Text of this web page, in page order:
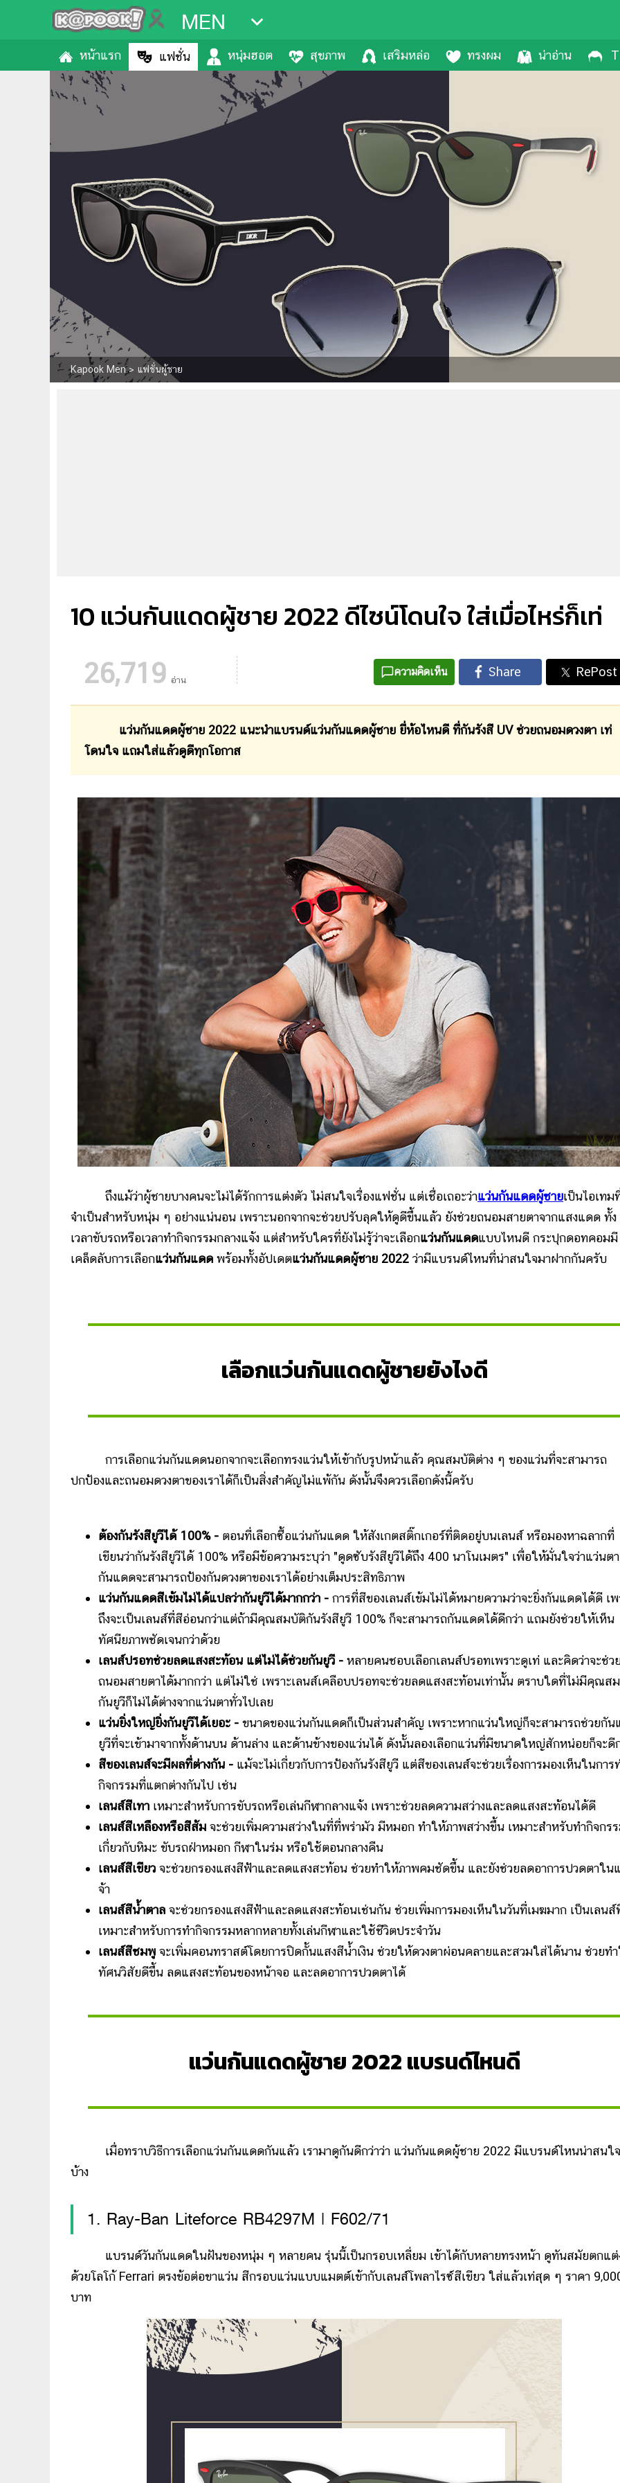
MEN
หน้าแรก แฟชั่น หนุ่มฮอต สุขภาพ เสริมหล่อ ทรงผม น่าอ่าน
Kapook Men> แฟชั่นผู้ชาย
10 แว่นกันแดดผู้ชาย 2022 ดีไซน์โดนใจ ใส่เมื่อไหร่ก็เท่
26,719 อ่าน
ความคิดเห็น
แว่นกันแดดผู้ชาย 2022 แนะนำแบรนด์แว่นกันแดดผู้ชาย ยี่ห้อไหนดี ที่กันรังสี UV ช่วยถนอมดวงตา เท่
โดนใจ แถมใส่แล้วดูดีทุกโอกาส
ถึงแม้ว่าผู้ชายบางคนจะไม่ได้รักการแต่งตัว ไม่สนใจเรื่องแฟชั่น แต่เชื่อเถอะว่าแว่นกันแดดผู้ชายเป็นไอเทม
จำเป็นสำหรับหนุ่ม ๆ อย่างแน่นอน เพราะนอกจากจะช่วยปรับลุคให้ดูดีขึ้นแล้ว ยังช่วยถนอมสายตาจากแสงแดด ทั้ง
เวลาขับรถหรือเวลาทำกิจกรรมกลางแจ้ง แต่สำหรับใครที่ยังไม่รู้ว่าจะเลือกแว่นกันแดดแบบไหนดี กระปุกดอทคอมมี
เคล็ดลับการเลือกแว่นกันแดด พร้อมทั้งอัปเดตแว่นกันแดดผู้ชาย 2022 ว่ามีแบรนด์ไหนที่น่าสนใจมาฝากกันครับ
เลือกแว่นกันแดดผู้ชายยังไงดี
การเลือกแว่นกันแดดนอกจากจะเลือกทรงแว่นให้เข้ากับรูปหน้าแล้ว คุณสมบัติต่าง ๆ ของแว่นที่จะสามารถ
ปกป้องและถนอมดวงตาของเราได้ก็เป็นสิ่งสำคัญไม่แพ้กัน ดังนั้นจึงควรเลือกดังนี้ครับ
ต้องกันรังสียูวีได้ 100% - ตอนที่เลือกซื้อแว่นกันแดด ให้สังเกตสติ๊กเกอร์ที่ติดอยู่บนเลนส์ หรือมองหาฉลากที่
เขียนว่ากันรังสียูวีได้ 100% หรือมีข้อความระบุว่า "ดูดซับรังสียูวีได้ถึง 400 นาโนเมตร" เพื่อให้มั่นใจว่าแว่นตา
กันแดดจะสามารถป้องกันดวงตาของเราได้อย่างเต็มประสิทธิภาพ
แว่นกันแดดสีเข้มไม่ได้แปลว่ากันยูวีได้มากกว่า - การที่สีของเลนส์เข้มไม่ได้หมายความว่าจะยิ่งกันแดดได้ดี เพ
ถึงจะเป็นเลนส์ที่สีอ่อนกว่าแต่ถ้ามีคุณสมบัติกันรังสียูวี 100% ก็จะสามารถกันแดดได้ดีกว่า แถมยังช่วยให้เห็น
ทัศนียภาพชัดเจนกว่าด้วย
เลนส์ปรอทช่วยลดแสงสะท้อน แต่ไม่ได้ช่วยกันยูวี - หลายคนชอบเลือกเลนส์ปรอทเพราะดูเท่ และคิดว่าจะช่ว
ถนอมสายตาได้มากกว่า แต่ไม่ใช่ เพราะเลนส์เคลือบปรอทจะช่วยลดแสงสะท้อนเท่านั้น ตราบใดที่ไม่มีคุณส
กันยูวีก็ไม่ได้ต่างจากแว่นตาทั่วไปเลย
แว่นยิ่งใหญ่ยิ่งกันยูวีได้เยอะ - ขนาดของแว่นกันแดดก็เป็นส่วนสำคัญ เพราะหากแว่นใหญ่ก็จะสามารถช่วยกัน
ยูวีที่จะเข้ามาจากทั้งด้านบน ด้านล่าง และด้านข้างของแว่นได้ ดังนั้นลองเลือกแว่นที่มีขนาดใหญ่สักหน่อยก็จะดี
สีของเลนส์จะมีผลที่ต่างกัน - แม้จะไม่เกี่ยวกับการป้องกันรังสียูวี แต่สีของเลนส์จะช่วยเรื่องการมองเห็นในการ
กิจกรรมที่แตกต่างกันไป เช่น
เลนส์สีเทา เหมาะสำหรับการขับรถหรือเล่นกีฬากลางแจ้ง เพราะช่วยลดความสว่างและลดแสงสะท้อนได้ดี
เลนส์สีเหลืองหรือสีส้ม จะช่วยเพิ่มความสว่างในที่ที่พร่ามัว มีหมอก ทำให้ภาพสว่างขึ้น เหมาะสำหรับทำกิจกร
เกี่ยวกับหิมะ ขับรถฝ่าหมอก กีฬาในร่ม หรือใช้ตอนกลางคืน
เลนส์สีเขียว จะช่วยกรองแสงสีฟ้าและลดแสงสะท้อน ช่วยทำให้ภาพคมชัดขึ้น และยังช่วยลดอาการปวดตาใน
จ้า
เลนส์สีน้ำตาล จะช่วยกรองแสงสีฟ้าและลดแสงสะท้อนเช่นกัน ช่วยเพิ่มการมองเห็นในวันที่เมฆมาก เป็นเลนส์
เหมาะสำหรับการทำกิจกรรมหลากหลายทั้งเล่นกีฬาและใช้ชีวิตประจำวัน
เลนส์สีชมพู จะเพิ่มคอนทราสต์โดยการปิดกั้นแสงสีน้ำเงิน ช่วยให้ดวงตาผ่อนคลายและสวมใส่ได้นาน ช่วยท
ทัศนวิสัยดีขึ้น ลดแสงสะท้อนของหน้าจอ และลดอาการปวดตาได้
แว่นกันแดดผู้ชาย 2022 แบรนด์ไหนดี
เมื่อทราบวิธีการเลือกแว่นกันแดดกันแล้ว เรามาดูกันดีกว่าว่า แว่นกันแดดผู้ชาย 2022 มีแบรนด์ไหนน่าสนใจ
บ้าง
1. Ray-Ban Liteforce RB4297M | F602/71
แบรนด์วันกันแดดในฝันของหนุ่ม ๆ หลายคน รุ่นนี้เป็นกรอบเหลี่ยม เข้าได้กับหลายทรงหน้า ดูทันสมัยตกแต่
ด้วยโลโก้ Ferrari ตรงข้อต่อขาแว่น สีกรอบแว่นแบบแมตต์เข้ากับเลนส์โพลาไรซ์สีเขียว ใส่แล้วเท่สุด ๆ ราคา
บาท